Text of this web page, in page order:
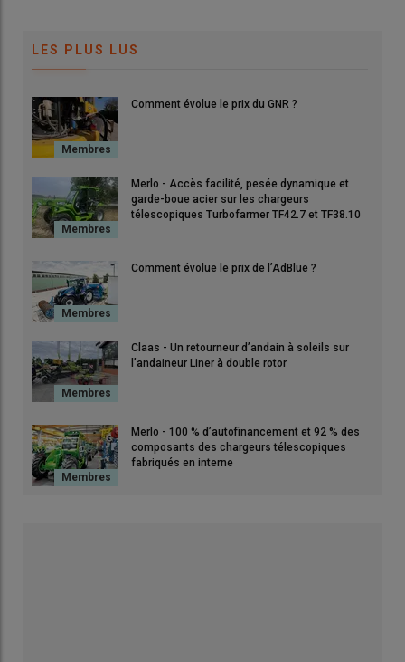
LES PLUS LUS
Comment évolue le prix du GNR ?
Merlo - Accès facilité, pesée dynamique et
garde-boue acier sur les chargeurs
télescopiques Turbofarmer TF42.7 et TF38.10
Comment évolue le prix de l’AdBlue ?
Claas - Un retourneur d’andain à soleils sur
l’andaineur Liner à double rotor
Merlo - 100 % d’autofinancement et 92 % des
composants des chargeurs télescopiques
fabriqués en interne